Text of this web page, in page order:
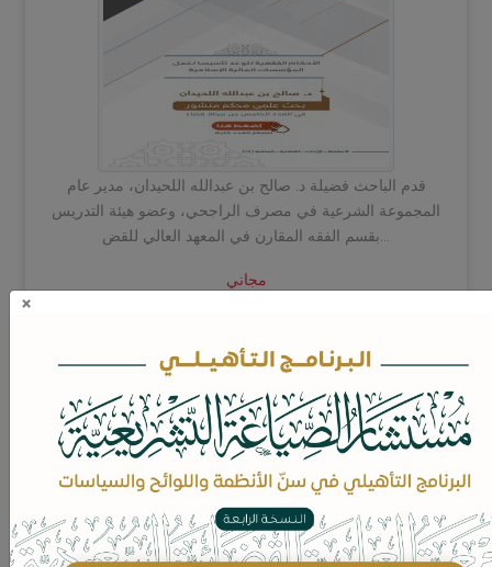
قدم الباحث فضيلة د. صالح بن عبدالله اللحيدان، مدير عام
المجموعة الشرعية في مصرف الراجحي، وعضو هيئة التدريس
مجاني
تصرف الشريك بالهبة والإقراض من مال الشركة
وتطبيقه على نظام الشركات السعودي
×